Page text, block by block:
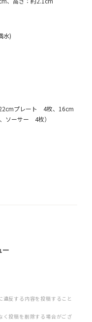
水)
プレート 4枚、16cm
ソーサー 4枚）
ー
反する内容を投稿すること
く投稿を削除する場合がござ